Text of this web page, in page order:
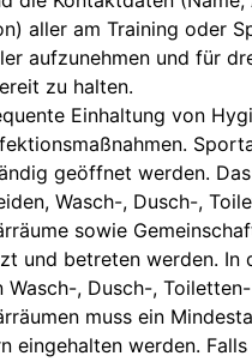
aller am Training oder
aufzunehmen und für
zu halten.
Einhaltung von
geöffnet werden.
Wasch-, Dusch-,
sowie
und betreten werden. In
Wasch-, Dusch-,
muss ein
eingehalten werden.